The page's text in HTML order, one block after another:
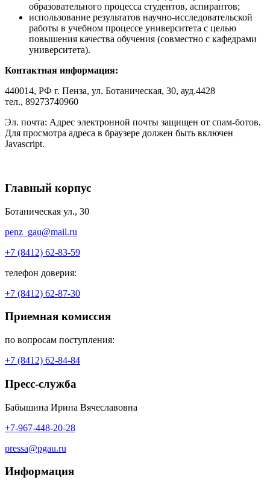
образовательного процесса студентов, аспирантов;
использование результатов научно-исследовательской
работы в учебном процессе университета с целью
повышения качества обучения (совместно с кафедрами
университета).
Контактная информация:
440014, РФ г. Пенза, ул. Ботаническая, 30, ауд.4428
тел., 89273740960
Эл. почта: Адрес электронной почты защищен от спам-ботов.
Для просмотра адреса в браузере должен быть включен
Javascript.
Главный корпус
Ботаническая ул., 30
penz_gau@mail.ru
+7 (8412) 62-83-59
телефон доверия:
+7 (8412) 62-87-30
Приемная комиссия
по вопросам поступления:
+7 (8412) 62-84-84
Пресс-служба
Бабышина Ирина Вячеславовна
+7-967-448-20-28
pressa@pgau.ru
Информация